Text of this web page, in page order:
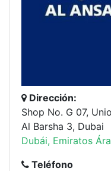
Dirección:
Shop No. G 07,
Al Barsha 3, Dubai
Dubái, Emiratos
Teléfono